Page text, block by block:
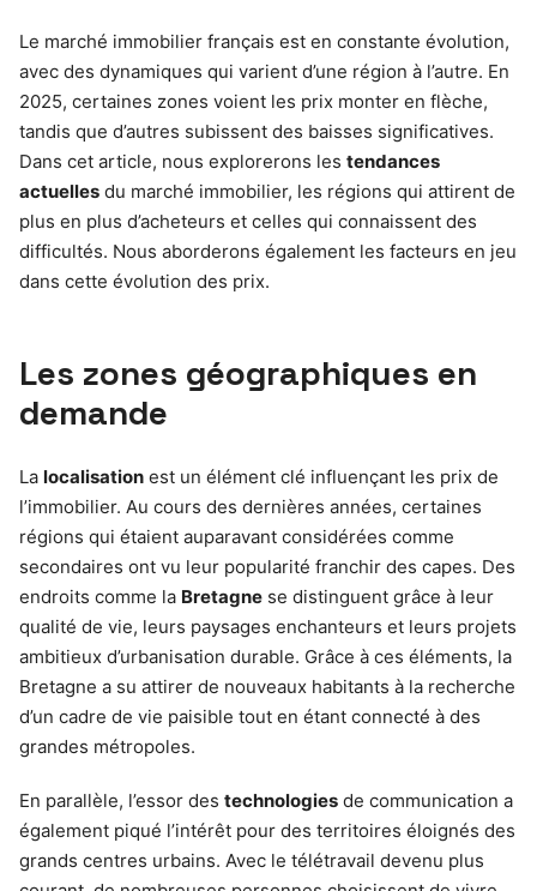
Le marché immobilier français est en constante évolution,
avec des dynamiques qui varient d’une région à l’autre. En
2025, certaines zones voient les prix monter en flèche,
tandis que d’autres subissent des baisses significatives.
Dans cet article, nous explorerons les tendances
actuelles du marché immobilier, les régions qui attirent de
plus en plus d’acheteurs et celles qui connaissent des
difficultés. Nous aborderons également les facteurs en jeu
dans cette évolution des prix.
Les zones géographiques en
demande
La localisation est un élément clé influençant les prix de
l’immobilier. Au cours des dernières années, certaines
régions qui étaient auparavant considérées comme
secondaires ont vu leur popularité franchir des capes. Des
endroits comme la Bretagne se distinguent grâce à leur
qualité de vie, leurs paysages enchanteurs et leurs projets
ambitieux d’urbanisation durable. Grâce à ces éléments, la
Bretagne a su attirer de nouveaux habitants à la recherche
d’un cadre de vie paisible tout en étant connecté à des
grandes métropoles.
En parallèle, l’essor des technologies de communication a
également piqué l’intérêt pour des territoires éloignés des
grands centres urbains. Avec le télétravail devenu plus